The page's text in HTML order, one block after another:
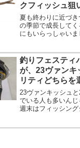
クフィッシュ狙
夏も終わりに近づ
の季節で成長して
にもいらっしゃい
付いてきたりします
とシルエットが似
釣りフェスティ
が、23ヴァンキ
リティどちらを
23ヴァンキッシュ
でいる人も多いん
週末はフィッシン